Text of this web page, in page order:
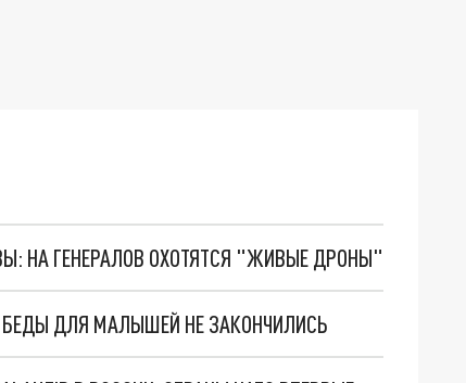
НА ГЕНЕРАЛОВ ОХОТЯТСЯ "ЖИВЫЕ ДРОНЫ"
ДЛЯ МАЛЫШЕЙ НЕ ЗАКОНЧИЛИСЬ